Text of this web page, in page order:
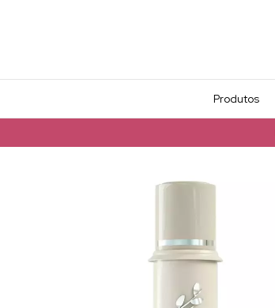
Produtos